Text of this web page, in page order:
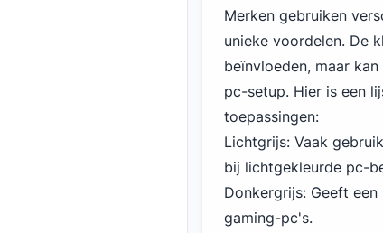
Merken gebruiken
unieke voordelen. De
beïnvloeden, maar
pc-setup. Hier is een
toepassingen:
Lichtgrijs: Vaak
bij lichtgekleurde pc-
Donkergrijs: Geeft
gaming-pc's.